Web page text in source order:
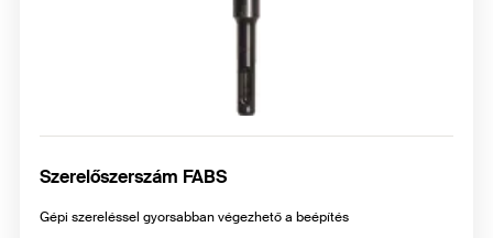
Szerelőszerszám FABS
Gépi szereléssel gyorsabban végezhető a beépítés